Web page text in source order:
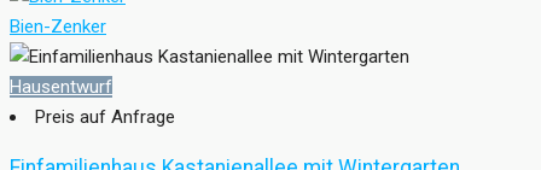
Bien-Zenker
Hausentwurf
Preis auf Anfrage